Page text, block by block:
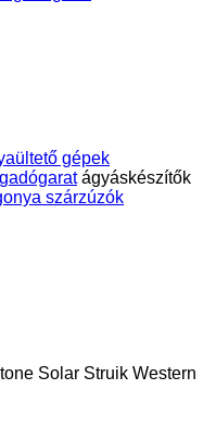
gépek
ágyáskészítők
szárzúzók
Solar Struik Western